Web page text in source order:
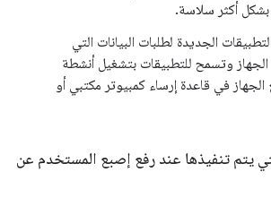
أكثر سلاسة.
الجديدة لطلبات البيانات التي
وتسمح للتطبيقات بتشغيل أنشطة
في قاعدة إرساء كمبيوتر مكتبي أو
يتم تنفيذها عند رفع إصبع المستخدم عن